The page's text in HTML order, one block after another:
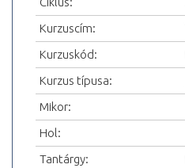
Kurzuscím:
Kurzuskód:
Kurzus típusa:
Mikor:
Hol:
Tantárgy: